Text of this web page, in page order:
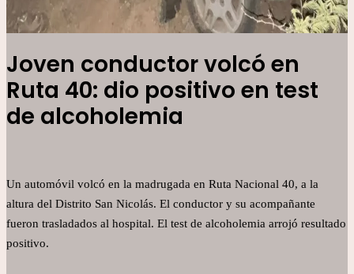
Joven conductor volcó en
Ruta 40: dio positivo en test
de alcoholemia
Un automóvil volcó en la madrugada en Ruta Nacional 40, a la
altura del Distrito San Nicolás. El conductor y su acompañante
fueron trasladados al hospital. El test de alcoholemia arrojó resultado
positivo.